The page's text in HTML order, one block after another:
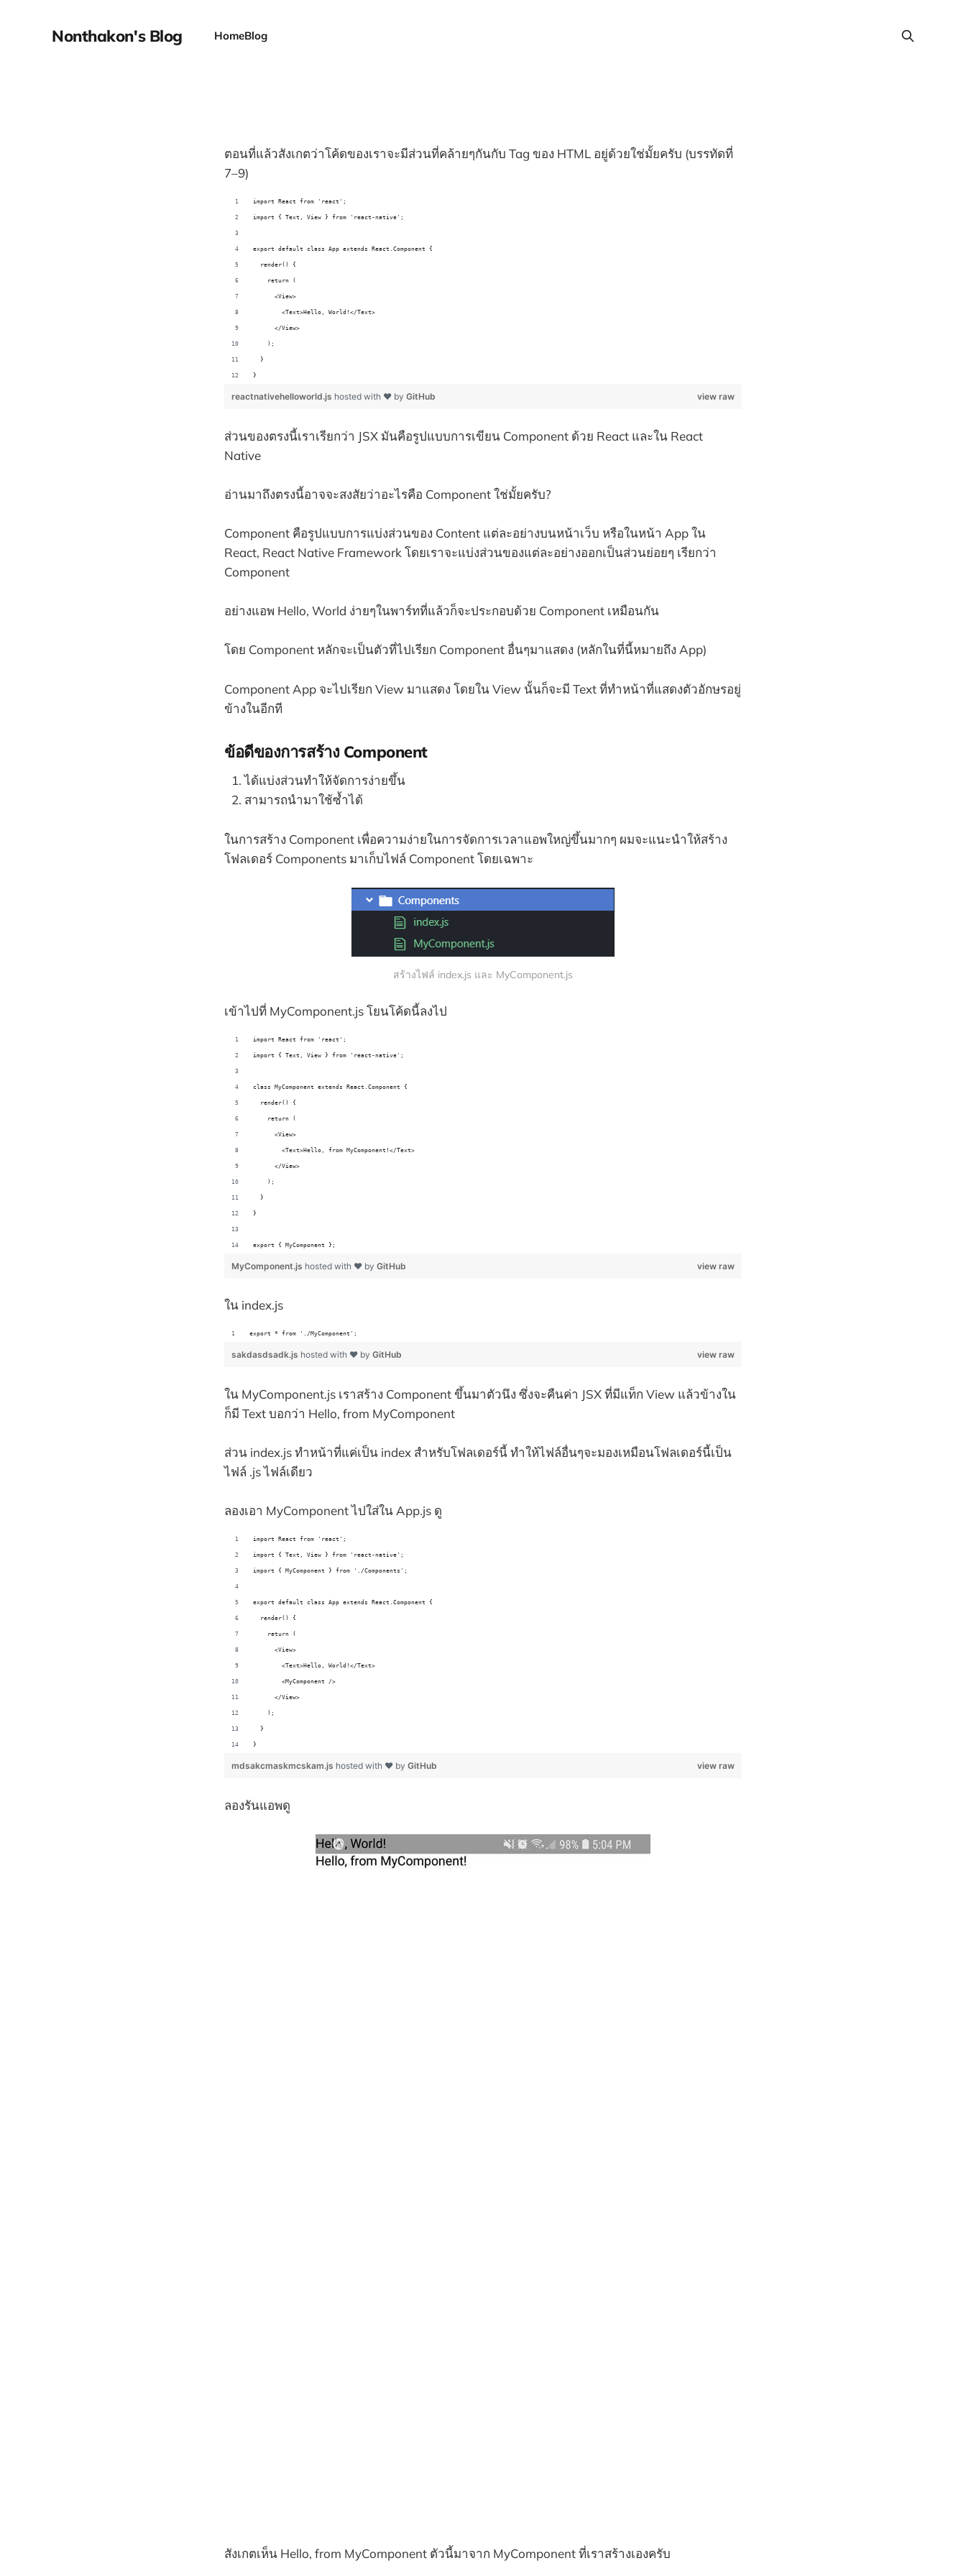
Nonthakon's Blog HomeBlog
ตอนที่แล้วสังเกตว่าโค้ดของเราจะมีส่วนที่คล้ายๆกันกับ Tag ของ HTML อยู่ด้วยใช่มั้ยครับ (บรรทัดที่
7–9)
import React from 'react';
import { Text, View } from 'react-native';
export default class App extends React.Component {
  render() {
    return (
      <View>
        <Text>Hello, World!</Text>
      </View>
    );
  }
}
view raw
reactnativehelloworld.js hosted with ❤ by GitHub
ส่วนของตรงนี้เราเรียกว่า JSX มันคือรูปแบบการเขียน Component ด้วย React และใน React
Native
อ่านมาถึงตรงนี้อาจจะสงสัยว่าอะไรคือ Component ใช่มั้ยครับ?
Component คือรูปแบบการแบ่งส่วนของ Content แต่ละอย่างบนหน้าเว็บ หรือในหน้า App ใน
React, React Native Framework โดยเราจะแบ่งส่วนของแต่ละอย่างออกเป็นส่วนย่อยๆ เรียกว่า
Component
อย่างแอพ Hello, World ง่ายๆในพาร์ทที่แล้วก็จะประกอบด้วย Component เหมือนกัน
โดย Component หลักจะเป็นตัวที่ไปเรียก Component อื่นๆมาแสดง (หลักในที่นี้หมายถึง App)
Component App จะไปเรียก View มาแสดง โดยใน View นั้นก็จะมี Text ที่ทำหน้าที่แสดงตัวอักษรอยู่
ข้างในอีกที
ข้อดีของการสร้าง Component
ได้แบ่งส่วนทำให้จัดการง่ายขึ้น
สามารถนำมาใช้ซ้ำได้
ในการสร้าง Component เพื่อความง่ายในการจัดการเวลาแอพใหญ่ขึ้นมากๆ ผมจะแนะนำให้สร้าง
โฟลเดอร์ Components มาเก็บไฟล์ Component โดยเฉพาะ
สร้างไฟล์ index.js และ MyComponent.js
เข้าไปที่ MyComponent.js โยนโค้ดนี้ลงไป
import React from 'react';
import { Text, View } from 'react-native';
class MyComponent extends React.Component {
  render() {
    return (
      <View>
        <Text>Hello, from MyComponent!</Text>
      </View>
    );
  }
}
export { MyComponent };
view raw
MyComponent.js hosted with ❤ by GitHub
ใน index.js
export * from './MyComponent';
view raw
sakdasdsadk.js hosted with ❤ by GitHub
ใน MyComponent.js เราสร้าง Component ขึ้นมาตัวนึง ซึ่งจะคืนค่า JSX ที่มีแท็ก View แล้วข้างใน
ก็มี Text บอกว่า Hello, from MyComponent
ส่วน index.js ทำหน้าที่แค่เป็น index สำหรับโฟลเดอร์นี้ ทำให้ไฟล์อื่นๆจะมองเหมือนโฟลเดอร์นี้เป็น
ไฟล์ .js ไฟล์เดียว
ลองเอา MyComponent ไปใส่ใน App.js ดู
import React from 'react';
import { Text, View } from 'react-native';
import { MyComponent } from './Components';
export default class App extends React.Component {
  render() {
    return (
      <View>
        <Text>Hello, World!</Text>
        <MyComponent />
      </View>
    );
  }
}
view raw
mdsakcmaskmcskam.js hosted with ❤ by GitHub
ลองรันแอพดู
สังเกตเห็น Hello, from MyComponent ตัวนี้มาจาก MyComponent ที่เราสร้างเองครับ